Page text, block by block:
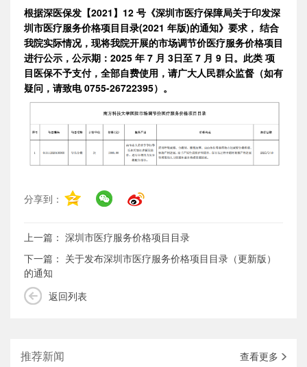
根据深医保发【2021】12 号《深圳市医疗保障局关于印发深
圳市医疗服务价格项目目录(2021 年版)的通知》要求， 结合
我院实际情况，现将我院开展的市场调节价医疗服务价格项目
进行公示，公示期：2025 年 7 月 3日至 7 月 9 日。此类 项
目医保不予支付，全部自费使用，请广大人民群众监督（如有
疑问，请致电 0755-26722395）。
分享到：
上一篇： 深圳市医疗服务价格项目目录
下一篇： 关于发布深圳市医疗服务价格项目目录（更新版）
的通知
返回列表
推荐新闻 查看更多